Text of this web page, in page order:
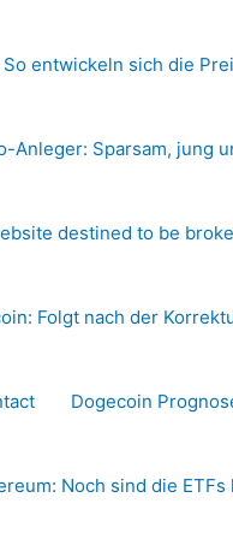
So entwickeln sich die
Anleger: Sparsam, jung
destined to be
Folgt nach der
Dogecoin
Noch sind die ETFs